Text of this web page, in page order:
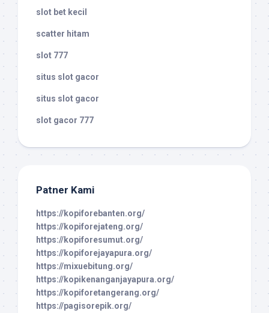
slot bet kecil
scatter hitam
slot 777
situs slot gacor
situs slot gacor
slot gacor 777
Patner Kami
https://kopiforebanten.org/
https://kopiforejateng.org/
https://kopiforesumut.org/
https://kopiforejayapura.org/
https://mixuebitung.org/
https://kopikenanganjayapura.org/
https://kopiforetangerang.org/
https://pagisorepik.org/